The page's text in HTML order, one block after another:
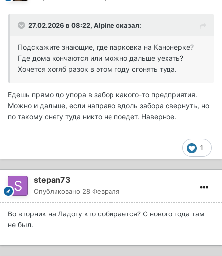
27.02.2026 в 08:22, Alpineсказал:
Подскажите знающие, где парковка на Канонерке?
Где дома кончаются или можно дальше уехать?
Хочется хотяб разок в этом году сгонять туда.
Едешь прямо до упора в забор какого-то предприятия.
Можно и дальше, если направо вдоль забора свернуть, но
по такому снегу туда никто не поедет. Наверное.
1
stepan73
Опубликовано 28 Февраля
Во вторник на Ладогу кто собирается? С нового года там
не был.